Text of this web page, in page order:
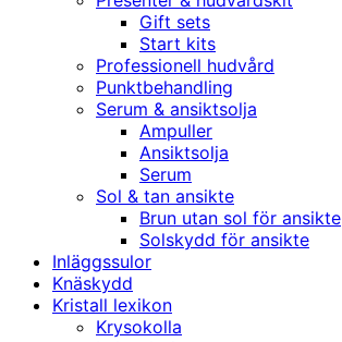
Gift sets
Start kits
Professionell hudvård
Punktbehandling
Serum & ansiktsolja
Ampuller
Ansiktsolja
Serum
Sol & tan ansikte
Brun utan sol för ansikte
Solskydd för ansikte
Inläggssulor
Knäskydd
Kristall lexikon
Krysokolla